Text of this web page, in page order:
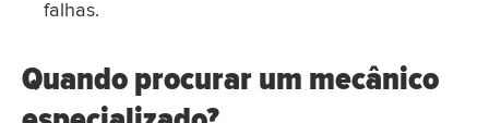
falhas.
Quando procurar um mecânico